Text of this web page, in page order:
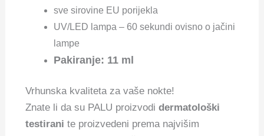
sve sirovine EU porijekla
UV/LED lampa – 60 sekundi ovisno o jačini
lampe
Pakiranje: 11 ml
Vrhunska kvaliteta za vaše nokte!
Znate li da su PALU proizvodidermatološki
testirani te proizvedeni prema najvišim